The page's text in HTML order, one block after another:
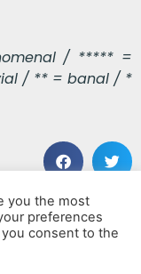
/ ***** =
/ ** = banal / *
NÄCHSTER BEITRAG
Aurora
you the most
preferences
you consent to the